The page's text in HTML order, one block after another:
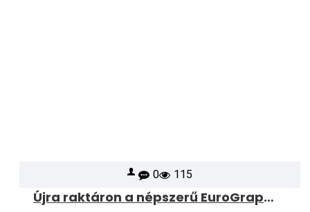
0 115
Újra raktáron a népszerű EuroGraphics puzzle-k – kínálatunk még több mintával bővült!